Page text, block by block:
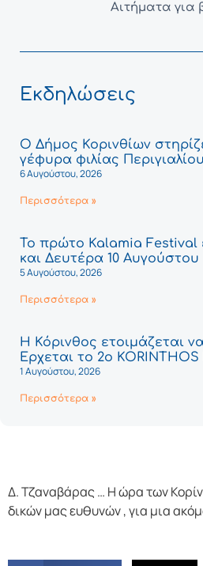
Αιτήματα για
Εκδηλώσεις
Ο Δήμος Κορινθίων
γέφυρα φιλίας
6 Αυγούστου, 2026
Περισσότερα »
Το πρώτο Kalamia Festival
και Δευτέρα 10 Αυγούστου
5 Αυγούστου, 2026
Περισσότερα »
Η Κόρινθος ετοιμάζεται
Έρχεται το 2ο KORINTHOS
1 Αυγούστου, 2026
Περισσότερα »
Δ. Τζαναβάρας … Η ώρα των
δικών μας ευθυνών , για μια